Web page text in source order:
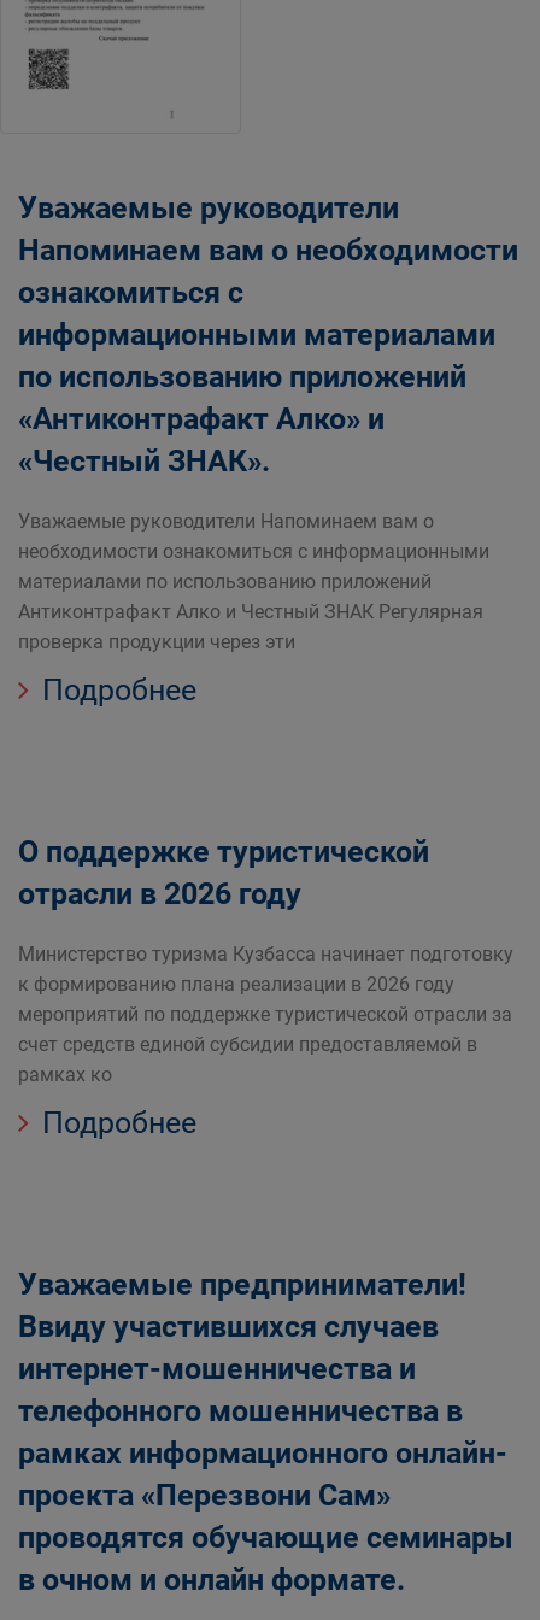
Уважаемые руководители
Напоминаем вам о необходимости
ознакомиться с
информационными материалами
по использованию приложений
«Антиконтрафакт Алко» и
«Честный ЗНАК».
Уважаемые руководители Напоминаем вам о
необходимости ознакомиться с информационными
материалами по использованию приложений
Антиконтрафакт Алко и Честный ЗНАК Регулярная
проверка продукции через эти
Подробнее
О поддержке туристической
отрасли в 2026 году
Министерство туризма Кузбасса начинает подготовку
к формированию плана реализации в 2026 году
мероприятий по поддержке туристической отрасли за
счет средств единой субсидии предоставляемой в
рамках ко
Подробнее
Уважаемые предприниматели!
Ввиду участившихся случаев
интернет-мошенничества и
телефонного мошенничества в
рамках информационного онлайн-
проекта «Перезвони Сам»
проводятся обучающие семинары
в очном и онлайн формате.